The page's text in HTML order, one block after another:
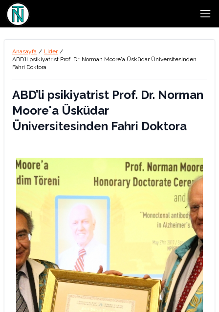
Anasayfa / Lider /
ABD’li psikiyatrist Prof. Dr. Norman Moore'a Üsküdar Üniversitesinden
Fahri Doktora
ABD’li psikiyatrist Prof. Dr. Norman
Moore'a Üsküdar
Üniversitesinden Fahri Doktora